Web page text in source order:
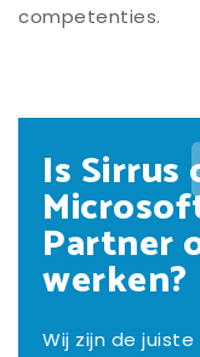
competenties.
Is Sirrus
Partner
werken?
Wij zijn de